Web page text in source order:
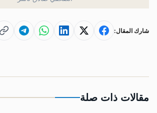
شارك المقال:
مقالات ذات صلة